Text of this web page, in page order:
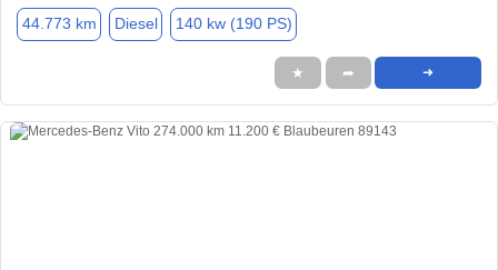
44.773 km Diesel 140 kw (190 PS)
★ ➦ ➜